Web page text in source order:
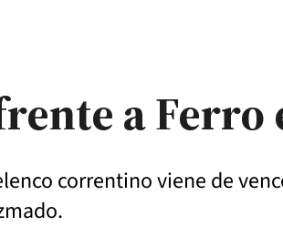
a
correntino viene de